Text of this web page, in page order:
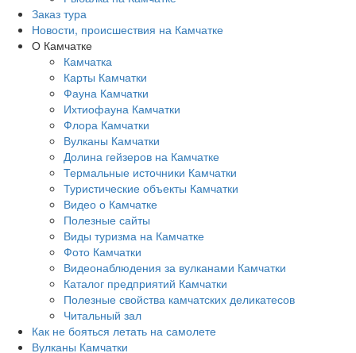
Заказ тура
Новости, происшествия на Камчатке
О Камчатке
Камчатка
Карты Камчатки
Фауна Камчатки
Ихтиофауна Камчатки
Флора Камчатки
Вулканы Камчатки
Долина гейзеров на Камчатке
Термальные источники Камчатки
Туристические объекты Камчатки
Видео о Камчатке
Полезные сайты
Виды туризма на Камчатке
Фото Камчатки
Видеонаблюдения за вулканами Камчатки
Каталог предприятий Камчатки
Полезные свойства камчатских деликатесов
Читальный зал
Как не бояться летать на самолете
Вулканы Камчатки